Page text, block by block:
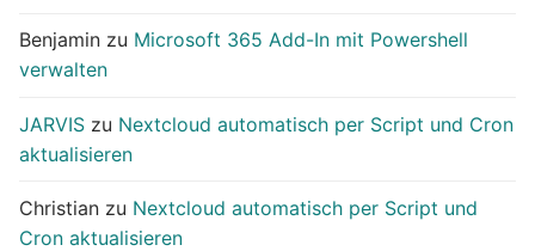
Benjamin zu Microsoft 365 Add-In mit Powershell
verwalten
JARVIS zu Nextcloud automatisch per Script und Cron
aktualisieren
Christian zu Nextcloud automatisch per Script und
Cron aktualisieren